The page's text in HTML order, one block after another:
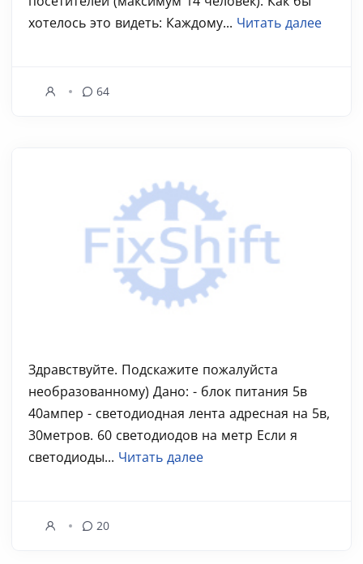
хотелось это видеть: Каждому... Читать далее
64
Здравствуйте. Подскажите пожалуйста
необразованному) Дано: - блок питания 5в
40ампер - светодиодная лента адресная на 5в,
30метров. 60 светодиодов на метр Если я
светодиоды... Читать далее
20